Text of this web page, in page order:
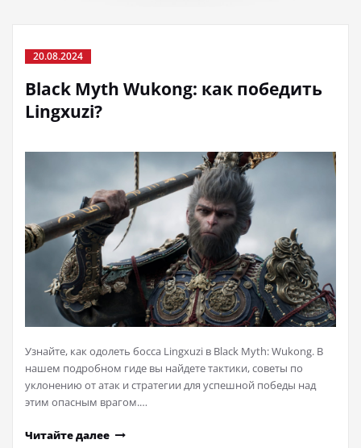
20.08.2024
Black Myth Wukong: как победить
Lingxuzi?
Узнайте, как одолеть босса Lingxuzi в Black Myth: Wukong. В
нашем подробном гиде вы найдете тактики, советы по
уклонению от атак и стратегии для успешной победы над
этим опасным врагом.…
Читайте далее